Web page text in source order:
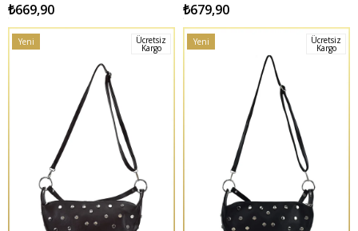
₺669,90 ₺679,90
Yeni
Ücretsiz
Kargo
Yeni
Ücretsiz
Kargo